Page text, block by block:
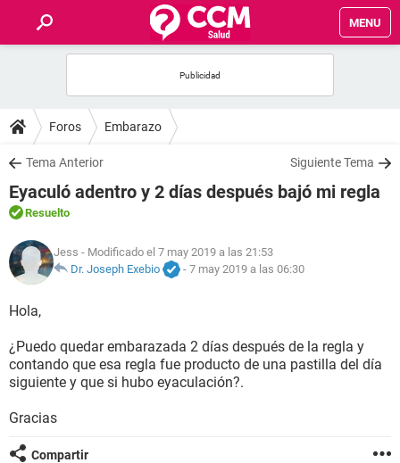
MENU
FOROS
SALUD
FAMILIA
NUTRICIÓN
SEXUALIDAD
GLOSARIO
Foros Embarazo
Tema Anterior Siguiente Tema
Eyaculó adentro y 2 días después bajó mi regla
Resuelto
Jess - Modificado el 7 may 2019 a las 21:53
Dr. Joseph Exebio
- 7 may 2019 a las 06:30
Hola,
¿Puedo quedar embarazada 2 días después de la regla y
contando que esa regla fue producto de una pastilla del día
siguiente y que si hubo eyaculación?.
Gracias
Compartir